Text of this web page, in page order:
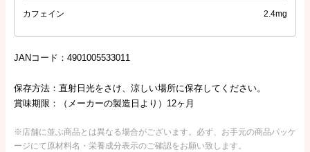
カフェイン 2.4mg
JANコード：4901005533011
保存方法：直射日光をさけ、涼しい場所に保存してください。
賞味期限：（メーカーの製造日より）12ヶ月
※店舗に並ぶ商品とは異なる場合がございます。必ず、お手元の商品パッケ
ージにて原材料名・栄養成分表示のご確認をお願い致します。